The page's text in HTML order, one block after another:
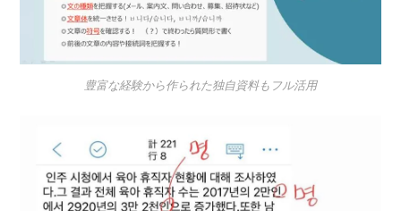
豊富な経験から作られた独自資料もフル活用